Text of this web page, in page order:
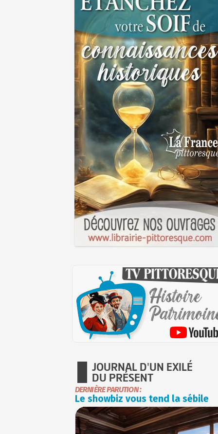
JOURNAL D'UN EXILÉ
DU PRÉSENT
DERNIÈRE PARUTION :
Le showbiz vous tend la sébile